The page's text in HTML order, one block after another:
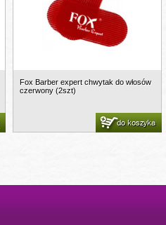
Fox Barber expert chwytak do włosów
czerwony (2szt)
do koszyka